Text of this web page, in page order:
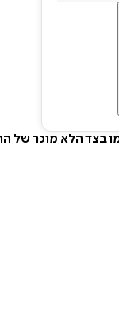
בצד הלא מוכר של